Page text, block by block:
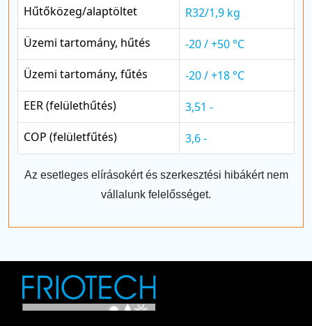
Hűtőközeg/alaptöltet
R32/1,9 kg
Üzemi tartomány, hűtés
-20 / +50 °C
Üzemi tartomány, fűtés
-20 / +18 °C
EER (felülethűtés)
3,51 -
COP (felületfűtés)
3,6 -
Az esetleges elírásokért és szerkesztési hibákért nem
vállalunk felelősséget.